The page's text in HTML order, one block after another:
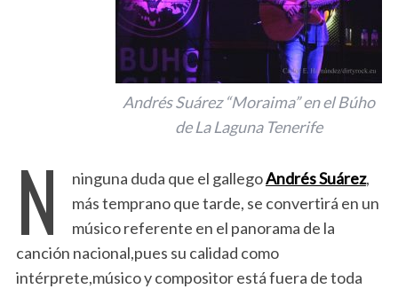
Andrés Suárez “Moraima” en el Búho
de La Laguna Tenerife
N ninguna duda que el gallegoAndrés Suárez,
más temprano que tarde, se convertirá en un
músico referente en el panorama de la
canción nacional,pues su calidad como
intérprete,músico y compositor está fuera de toda